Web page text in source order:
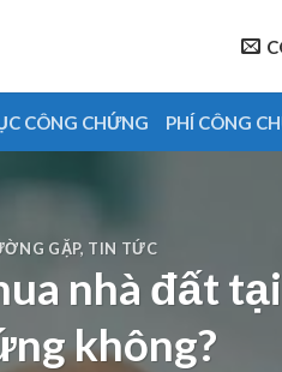
CÔNG CHỨNG PHÍ CÔNG
GẶP, TIN TỨC
nhà đất
không?